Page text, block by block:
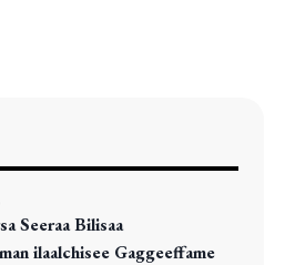
Seeraa Bilisaa
ilaalchisee Gaggeeffame